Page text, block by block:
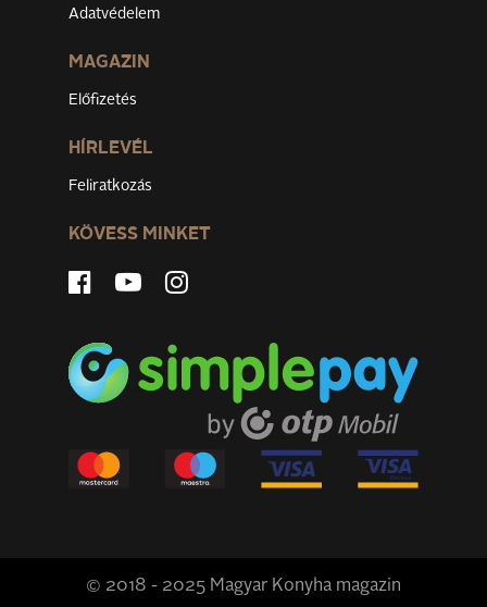
Adatvédelem
MAGAZIN
Előfizetés
HÍRLEVÉL
Feliratkozás
KÖVESS MINKET
© 2018 - 2025 Magyar Konyha magazin